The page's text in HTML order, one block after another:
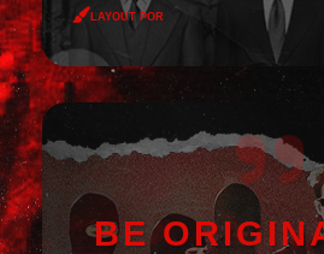
Layout por
BE